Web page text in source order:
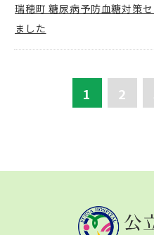
瑞穂町 糖尿病予防血糖対策
ました
1 2